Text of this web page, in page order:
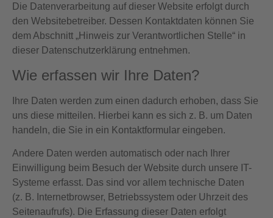
Die Datenverarbeitung auf dieser Website erfolgt durch
den Websitebetreiber. Dessen Kontaktdaten können Sie
dem Abschnitt „Hinweis zur Verantwortlichen Stelle“ in
dieser Datenschutzerklärung entnehmen.
Wie erfassen wir Ihre Daten?
Ihre Daten werden zum einen dadurch erhoben, dass Sie
uns diese mitteilen. Hierbei kann es sich z. B. um Daten
handeln, die Sie in ein Kontaktformular eingeben.
Andere Daten werden automatisch oder nach Ihrer
Einwilligung beim Besuch der Website durch unsere IT-
Systeme erfasst. Das sind vor allem technische Daten
(z. B. Internetbrowser, Betriebssystem oder Uhrzeit des
Seitenaufrufs). Die Erfassung dieser Daten erfolgt